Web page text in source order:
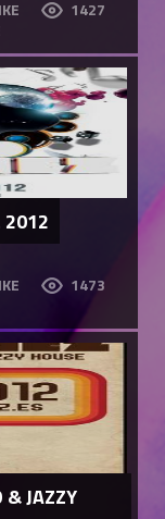
1427
1473
2012
& JAZZY